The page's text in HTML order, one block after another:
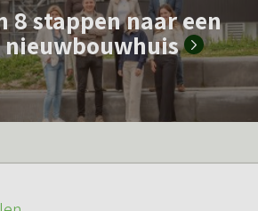
8 stappen naar een
nieuwbouwhuis